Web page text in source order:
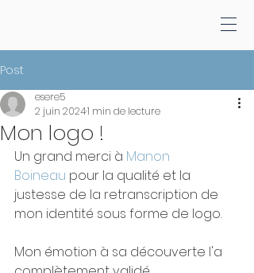
Post
Mon logo !
esere5
2 juin 20241 min de lecture
Un grand merci à Manon
Boineau pour la qualité et la
justesse de la retranscription de
mon identité sous forme de logo.
Mon émotion à sa découverte l'a